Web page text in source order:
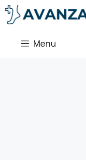
Saltar
al
Menu